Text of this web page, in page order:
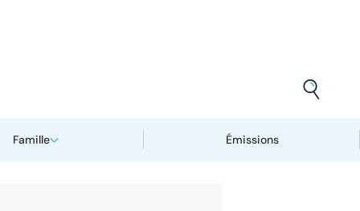
Famille Émissions